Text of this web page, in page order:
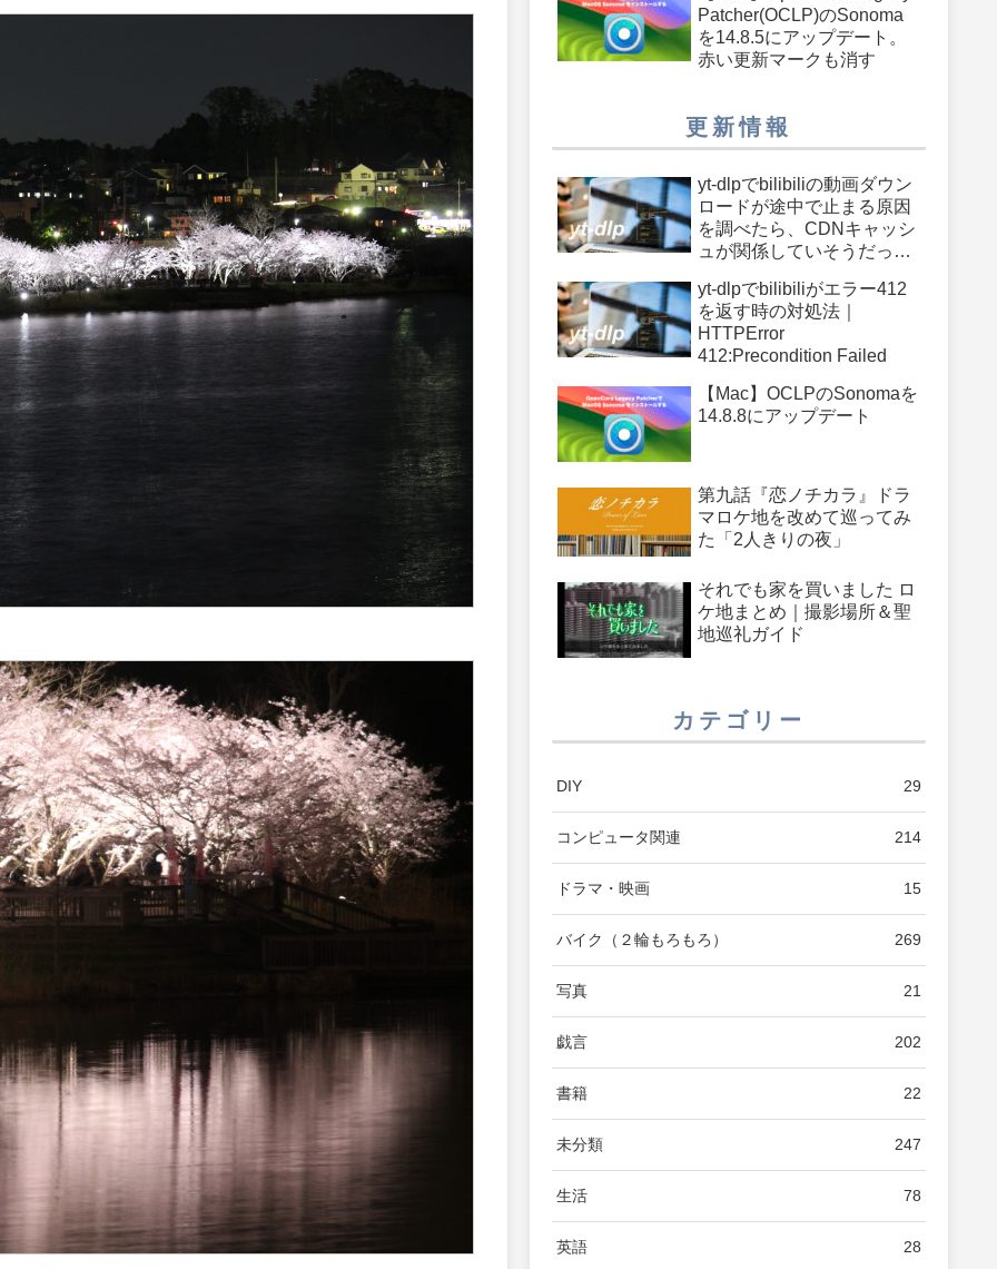
Patcher(OCLP)のSonoma
を14.8.5にアップデート。
赤い更新マークも消す
更新情報
yt-dlpでbilibiliの動画ダウン
ロードが途中で止まる原因
を調べたら、CDNキャッシ
ュが関係していそうだった
yt-dlpでbilibiliがエラー412
を返す時の対処法｜
HTTPError
412:Precondition Failed
【Mac】OCLPのSonomaを
14.8.8にアップデート
第九話『恋ノチカラ』ドラ
マロケ地を改めて巡ってみ
た「2人きりの夜」
それでも家を買いました ロ
ケ地まとめ｜撮影場所＆聖
地巡礼ガイド
カテゴリー
DIY 29
コンピュータ関連 214
ドラマ・映画 15
バイク（２輪もろもろ） 269
写真 21
戯言 202
書籍 22
未分類 247
生活 78
英語 28